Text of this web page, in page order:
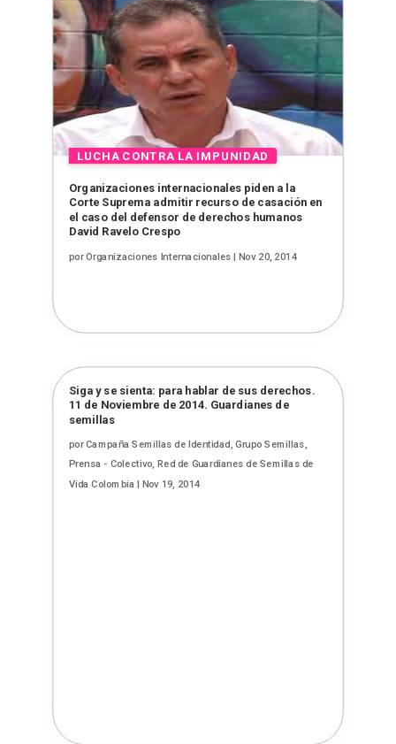
Organizaciones internacionales piden a la
Corte Suprema admitir recurso de casación en
el caso del defensor de derechos humanos
David Ravelo Crespo
porOrganizaciones Internacionales | Nov 20, 2014
Siga y se sienta: para hablar de sus derechos.
11 de Noviembre de 2014. Guardianes de
semillas
porCampaña Semillas de Identidad, Grupo Semillas,
Prensa - Colectivo, Red de Guardianes de Semillas de
Vida Colombia | Nov 19, 2014